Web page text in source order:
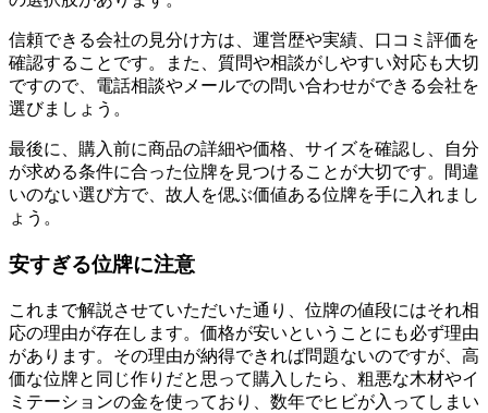
信頼できる会社の見分け方は、運営歴や実績、口コミ評価を
確認することです。また、質問や相談がしやすい対応も大切
ですので、電話相談やメールでの問い合わせができる会社を
選びましょう。
最後に、購入前に商品の詳細や価格、サイズを確認し、自分
が求める条件に合った位牌を見つけることが大切です。間違
いのない選び方で、故人を偲ぶ価値ある位牌を手に入れまし
ょう。
安すぎる位牌に注意
これまで解説させていただいた通り、位牌の値段にはそれ相
応の理由が存在します。価格が安いということにも必ず理由
があります。その理由が納得できれば問題ないのですが、高
価な位牌と同じ作りだと思って購入したら、粗悪な木材やイ
ミテーションの金を使っており、数年でヒビが入ってしまい